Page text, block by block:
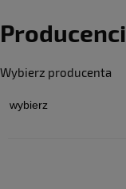
Producenci
Wybierz producenta